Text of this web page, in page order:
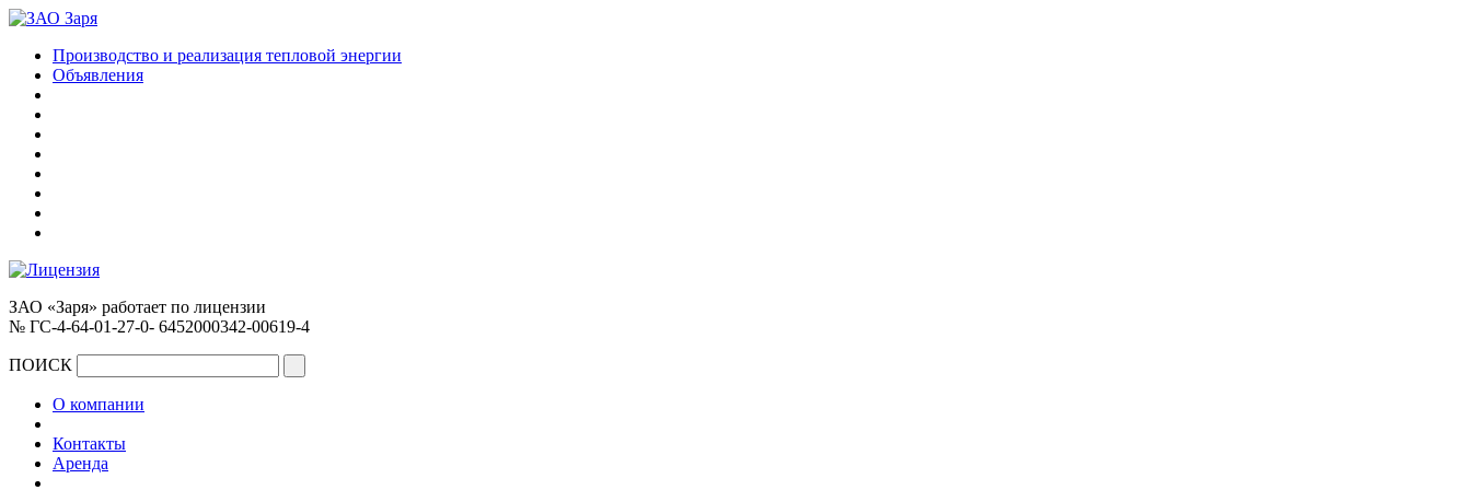
Производство и реализация тепловой энергии
Объявления
ЗАО «Заря» работает по лицензии
№ ГС-4-64-01-27-0- 6452000342-00619-4
ПОИСК
О компании
Контакты
Аренда